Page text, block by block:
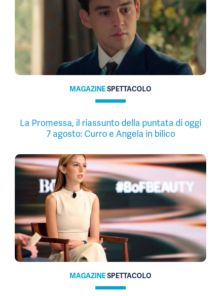
MAGAZINESPETTACOLO
La Promessa, il riassunto della puntata di oggi
7 agosto: Curro e Angela in bilico
MAGAZINESPETTACOLO